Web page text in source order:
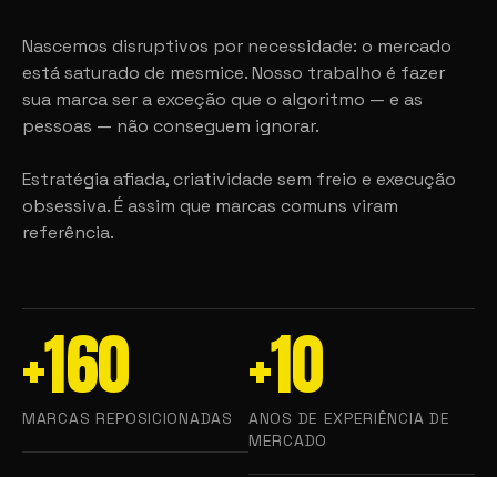
Nascemos disruptivos por necessidade: o mercado
está saturado de mesmice. Nosso trabalho é fazer
sua marca ser a exceção que o algoritmo — e as
pessoas — não conseguem ignorar.
Estratégia afiada, criatividade sem freio e execução
obsessiva. É assim que marcas comuns viram
referência.
+160
MARCAS REPOSICIONADAS
+10
ANOS DE EXPERIÊNCIA DE
MERCADO